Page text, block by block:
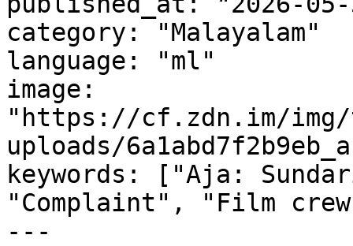
category: "Malayalam"
language: "ml"
image:
"https://cf.zdn.im/img/
uploads/
keywords: ["Aja:
"Complaint", "Film
---